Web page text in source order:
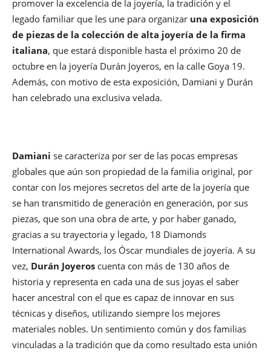
promover la excelencia de la joyería, la tradición y el
legado familiar que les une para organizar una exposición
de piezas de la colección de alta joyería de la firma
italiana, que estará disponible hasta el próximo 20 de
octubre en la joyería Durán Joyeros, en la calle Goya 19.
Además, con motivo de esta exposición, Damiani y Durán
han celebrado una exclusiva velada.
Damiani se caracteriza por ser de las pocas empresas
globales que aún son propiedad de la familia original, por
contar con los mejores secretos del arte de la joyería que
se han transmitido de generación en generación, por sus
piezas, que son una obra de arte, y por haber ganado,
gracias a su trayectoria y legado, 18 Diamonds
International Awards, los Óscar mundiales de joyería. A su
vez, Durán Joyeros cuenta con más de 130 años de
historia y representa en cada una de sus joyas el saber
hacer ancestral con el que es capaz de innovar en sus
técnicas y diseños, utilizando siempre los mejores
materiales nobles. Un sentimiento común y dos familias
vinculadas a la tradición que da como resultado esta unión